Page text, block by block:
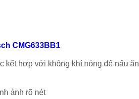
CMG633BB1
kết hợp với không khí nóng để nấu ăn
ảnh rõ nét